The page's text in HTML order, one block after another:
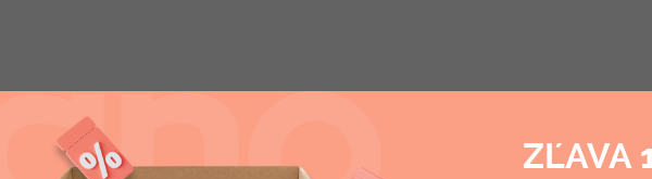
ZĽAVA